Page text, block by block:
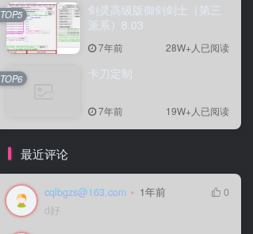
剑灵高级版御剑剑士（第三
派系）8.03
7年前 28W+人已阅读
TOP5
卡刀定制
7年前 19W+人已阅读
TOP6
最近评论
cqlbgzs@163.com 1年前
0
d好